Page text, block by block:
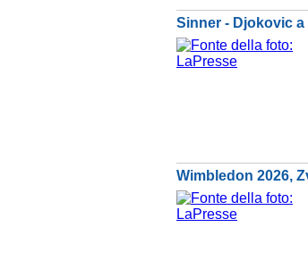
Sinner - Djokovic
Wimbledon 2026,